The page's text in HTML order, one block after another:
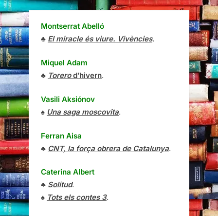
Montserrat Abelló
♣ El miracle és viure. Vivències.
Miquel Adam
♣ Torerod’hivern.
Vasili Aksiónov
♠ Una saga moscovita.
Ferran Aisa
♣ CNT, la força obrera de Catalunya.
Caterina Albert
♣ Solitud.
♠ Tots els contes 3.